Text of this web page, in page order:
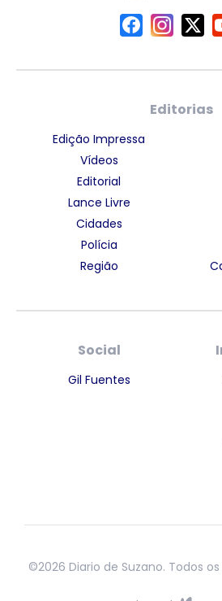
Editorias
Edição Impressa
Vídeos
Editorial
Lance Livre
Cidades
Polícia
Região
Social
Gil Fuentes
©2026 Diario de Suzano. Todos